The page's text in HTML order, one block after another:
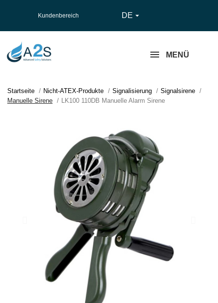
Kundenbereich DE 
MENÜ
Startseite Nicht-ATEX-Produkte Signalisierung
Signalsirene
Manuelle Sirene
LK100 110DB Manuelle Alarm Sirene